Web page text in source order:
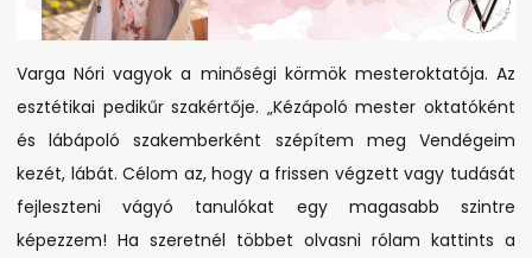
Varga Nóri vagyok a minőségi körmök mesteroktatója. Az
esztétikai pedikűr szakértője. „Kézápoló mester oktatóként
és lábápoló szakemberként szépítem meg Vendégeim
kezét, lábát. Célom az, hogy a frissen végzett vagy tudását
fejleszteni vágyó tanulókat egy magasabb szintre
képezzem! Ha szeretnél többet olvasni rólam kattints a